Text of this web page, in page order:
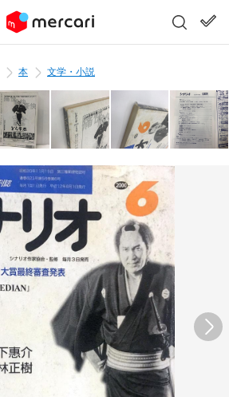
本 文学・小説